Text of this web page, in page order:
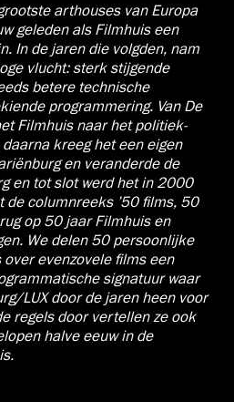
arthouses van Europa
geleden als Filmhuis een
In de jaren die volgden, nam
vlucht: sterk stijgende
betere technische
programmering. Van De
Filmhuis naar het politiek-
kreeg het een eigen
en veranderde de
en tot slot werd het in 2000
de columnreeks ’50 films, 50
op 50 jaar Filmhuis en
We delen 50 persoonlijke
evenzovele films een
signatuur waar
LUX door de jaren heen voor
regels door vertellen ze ook
halve eeuw in de